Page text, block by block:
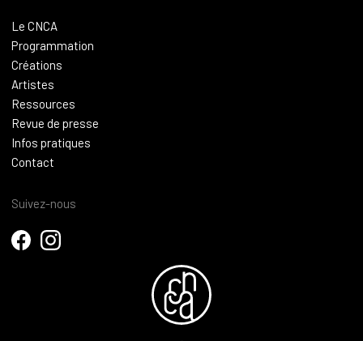
Le CNCA
Programmation
Créations
Artistes
Ressources
Revue de presse
Infos pratiques
Contact
Suivez-nous